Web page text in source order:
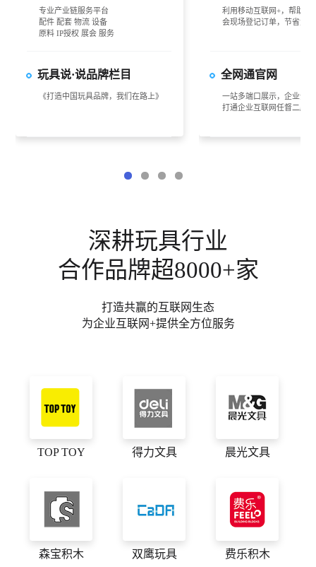
专业产业链服务平台
配件 配套 物流 设备
原料 IP授权 展会 服务
玩具说·说品牌栏目
《打造中国玩具品牌，我们在路上》
利用移动互联网+，帮助企
会现场登记订单，节省大
全网通官网
一站多端口展示，企业全
打通企业互联网任督二脉
深耕玩具行业
合作品牌超8000+家
打造共赢的互联网生态
为企业互联网+提供全方位服务
TOP TOY 得力文具 晨光文具
森宝积木 双鹰玩具 费乐积木